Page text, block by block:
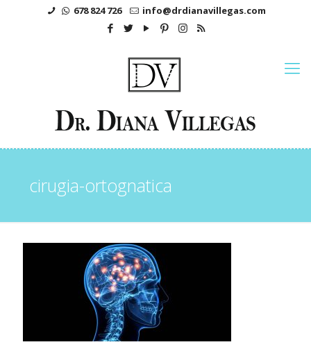
678 824 726 info@drdianavillegas.com
cirugia-ortognatica